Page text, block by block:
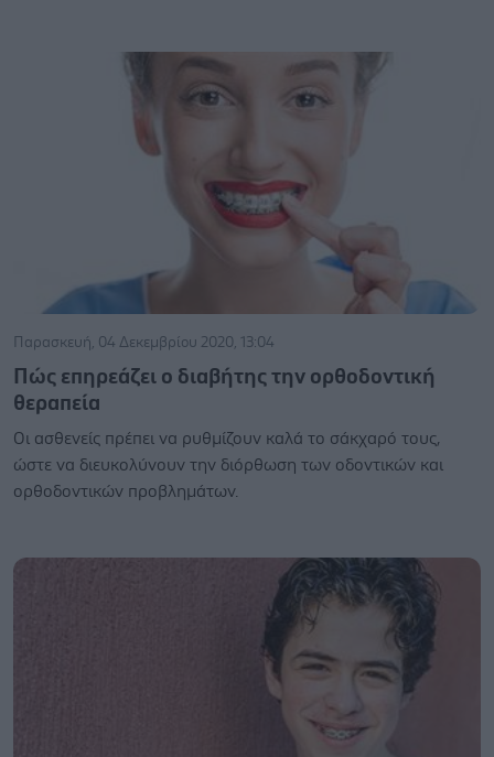
Παρασκευή, 04 Δεκεμβρίου 2020, 13:04
Πώς επηρεάζει ο διαβήτης την ορθοδοντική
θεραπεία
Οι ασθενείς πρέπει να ρυθμίζουν καλά το σάκχαρό τους,
ώστε να διευκολύνουν την διόρθωση των οδοντικών και
ορθοδοντικών προβλημάτων.